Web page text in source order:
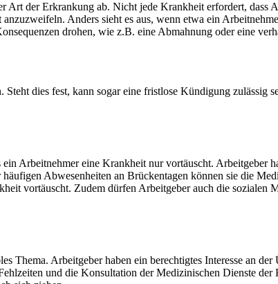
der Erkrankung ab. Nicht jede Krankheit erfordert, dass
Anders sieht es aus, wenn etwa ein
drohen, wie z.B. eine Abmahnung oder eine
dies fest, kann sogar eine fristlose Kündigung zulässig
Arbeitnehmer eine Krankheit nur vortäuscht. Arbeitgeber
Abwesenheiten an Brückentagen können sie die
vortäuscht. Zudem dürfen Arbeitgeber auch die sozialen
Thema. Arbeitgeber haben ein berechtigtes Interesse an der
und die Konsultation der Medizinischen Dienste der